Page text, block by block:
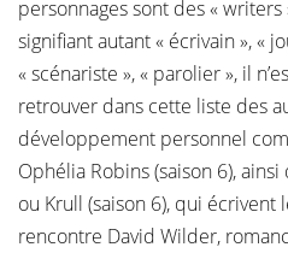
personnages sont des «
signifiant autant « écrivain », «
« scénariste », « parolier », il
retrouver dans cette liste des
développement personnel
Ophélia Robins (saison 6),
ou Krull (saison 6), qui
rencontre David Wilder,